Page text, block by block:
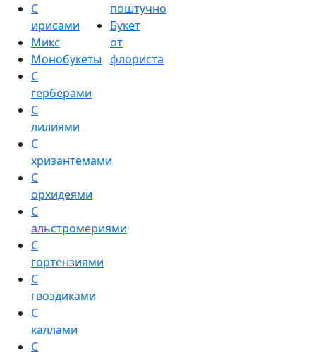
С
ирисами
Микс
Монобукеты
С
герберами
С
лилиями
С
хризантемами
С
орхидеями
С
альстромериями
С
гортензиями
С
гвоздиками
С
каллами
С
поштучно
Букет
от
флориста